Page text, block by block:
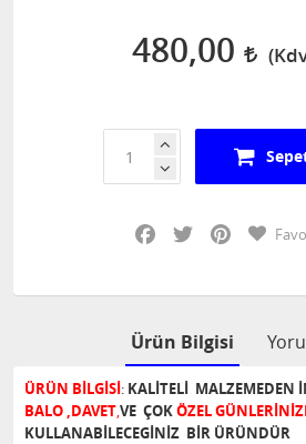
480,00
Facebook
Twitter Pinterest
Ürün Bilgisi
ÜRÜN BİLGİSİ: KALİTELİ MALZEMEDEN
BALO ,DAVET,VE ÇOKÖZEL
KULLANABİLECEGİNİZ BİR ÜRÜNDÜR